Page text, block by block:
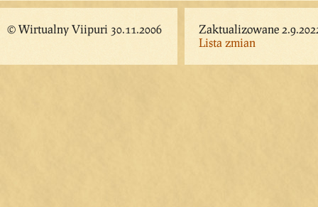
© Wirtualny Viipuri 30.11.2006
Zaktualizowane
Lista zmian